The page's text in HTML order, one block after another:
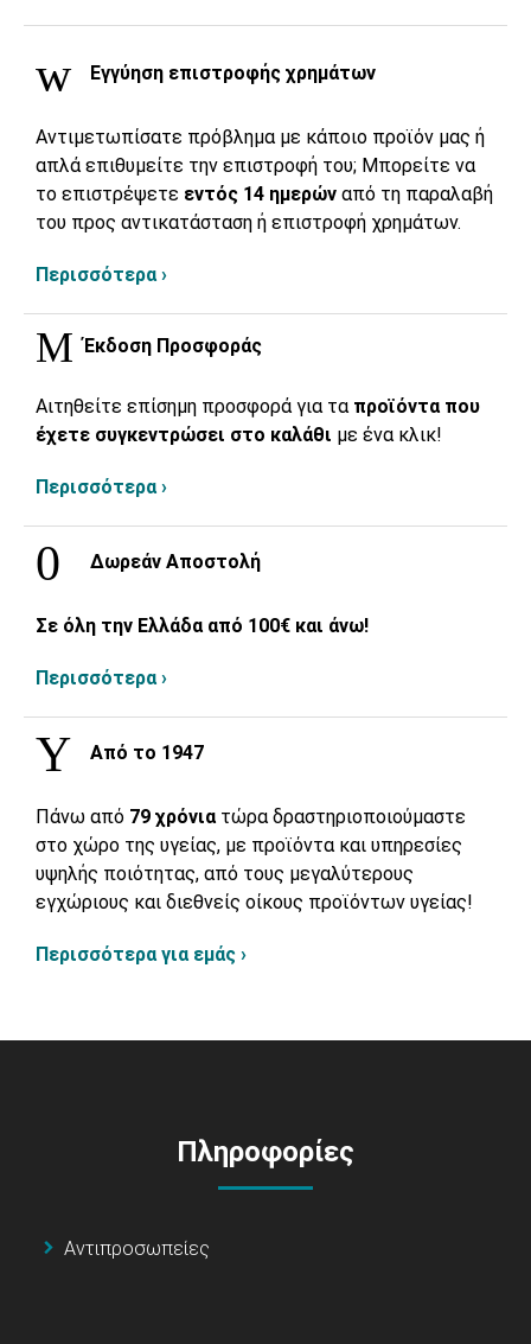
Εγγύηση επιστροφής χρημάτων
Αντιμετωπίσατε πρόβλημα με κάποιο προϊόν μας ή
απλά επιθυμείτε την επιστροφή του; Μπορείτε να
το επιστρέψετε εντός 14 ημερών από τη παραλαβή
του προς αντικατάσταση ή επιστροφή χρημάτων.
Περισσότερα ›
Έκδοση Προσφοράς
Αιτηθείτε επίσημη προσφορά για τα προϊόντα που
έχετε συγκεντρώσει στο καλάθι με ένα κλικ!
Περισσότερα ›
Δωρεάν Αποστολή
Σε όλη την Ελλάδα από 100€ και άνω!
Περισσότερα ›
Από το 1947
Πάνω από 79 χρόνια τώρα δραστηριοποιούμαστε
στο χώρο της υγείας, με προϊόντα και υπηρεσίες
υψηλής ποιότητας, από τους μεγαλύτερους
εγχώριους και διεθνείς οίκους προϊόντων υγείας!
Περισσότερα για εμάς ›
Πληροφορίες
Αντιπροσωπείες